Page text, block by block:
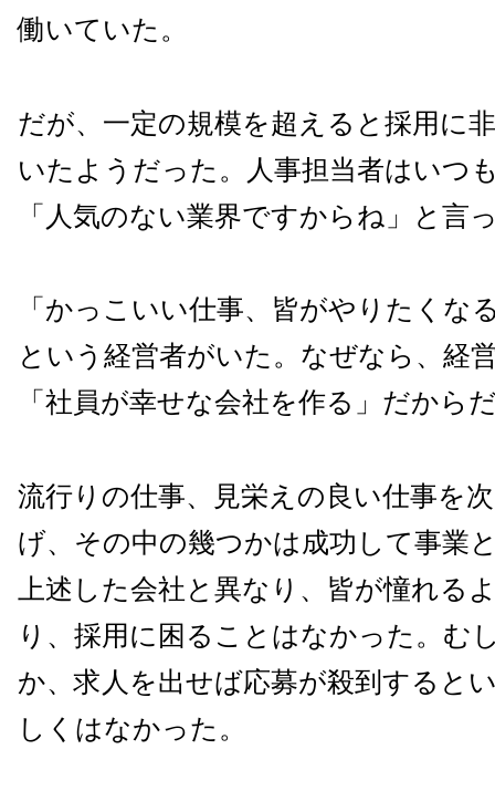
働いていた。
だが、一定の規模を超えると採用に
いたようだった。人事担当者はいつ
「人気のない業界ですからね」と言
「かっこいい仕事、皆がやりたくな
という経営者がいた。なぜなら、経
「社員が幸せな会社を作る」だから
流行りの仕事、見栄えの良い仕事を
げ、その中の幾つかは成功して事業
上述した会社と異なり、 皆が憧れる
り、採用に困ることはなかった。む
か、求人を出せば応募が殺到すると
しくはなかった。